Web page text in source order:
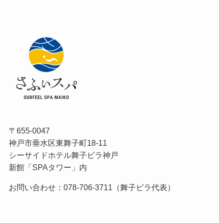
〒655-0047
神戸市垂水区東舞子町18-11
シーサイドホテル舞子ビラ神戸
新館「SPAタワー」内
お問い合わせ：078-706-3711（舞子ビラ代表）